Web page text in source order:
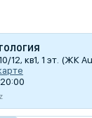
12, кв1, 1 эт. (ЖК